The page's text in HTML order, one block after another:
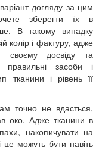
догляду за цим
зберегти їх в
В такому випадку
колір і фактуру, адже
своєму досвіду та
правильні засоби і
тканини і рівень її
точно не вдасться,
око. Адже тканини в
накопичувати на
це можуть бути навіть